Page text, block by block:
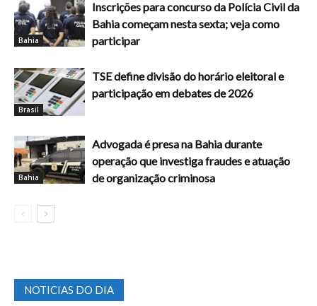
Bahia
Inscrições para concurso da Polícia Civil da
Bahia começam nesta sexta; veja como
participar
Brasil
TSE define divisão do horário eleitoral e
participação em debates de 2026
Bahia
Advogada é presa na Bahia durante
operação que investiga fraudes e atuação
de organização criminosa
NOTICIAS DO DIA